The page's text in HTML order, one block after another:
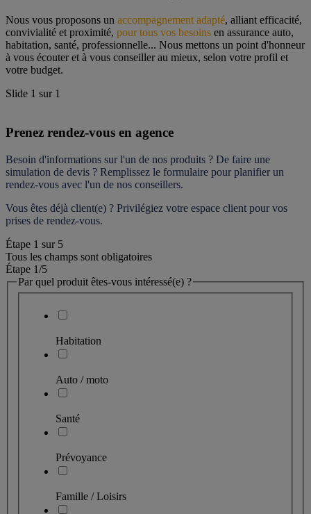
Nous vous proposons un accompagnement adapté, alliant efficacité,
convivialité et proximité, pour tous vos besoins en assurance auto,
habitation, santé, professionnelle... Nous mettons un point d'honneur
à vous écouter et à vous conseiller au mieux, selon votre profil et
votre budget.
Slide 1 sur 1
Prenez rendez-vous en agence
Besoin d'informations sur l'un de nos produits ? De faire une
simulation de devis ? Remplissez le formulaire pour planifier un
rendez-vous avec l'un de nos conseillers.
Vous êtes déjà client(e) ? Privilégiez votre espace client pour vos
prises de rendez-vous.
Étape 1 sur 5
Tous les champs sont obligatoires
Étape 1/5
Par quel produit êtes-vous intéressé(e) ?
Habitation
Auto / moto
Santé
Prévoyance
Famille / Loisirs